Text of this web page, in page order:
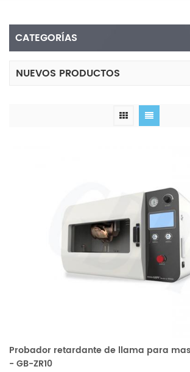
CATEGORÍAS
NUEVOS PRODUCTOS
Probador retardante de llama para
- GB-ZR10